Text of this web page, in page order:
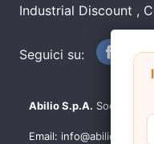
Industrial Discount
Seguici su:
Abilio S.p.A. Società a
Email: info@abilio.com |